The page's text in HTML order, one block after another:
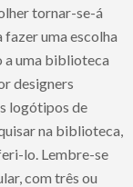
tornar-se-á
fazer uma escolha
a uma biblioteca
designers
logótipos de
na biblioteca,
lo. Lembre-se
com três ou